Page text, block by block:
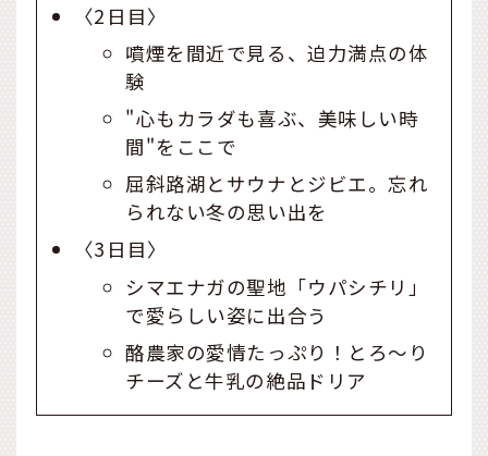
〈2日目〉
噴煙を間近で見る、迫力満点の体
験
"心もカラダも喜ぶ、美味しい時
間"をここで
屈斜路湖とサウナとジビエ。忘れ
られない冬の思い出を
〈3日目〉
シマエナガの聖地「ウパシチリ」
で愛らしい姿に出合う
酪農家の愛情たっぷり！とろ～り
チーズと牛乳の絶品ドリア